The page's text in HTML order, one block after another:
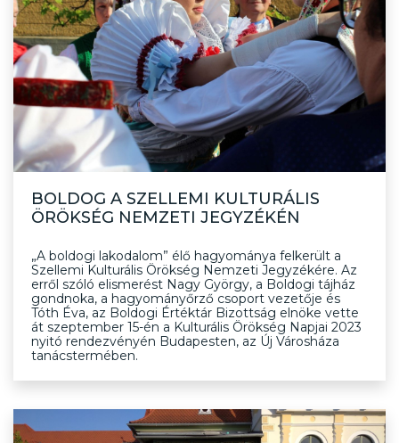
BOLDOG A SZELLEMI KULTURÁLIS
ÖRÖKSÉG NEMZETI JEGYZÉKÉN
„A boldogi lakodalom” élő hagyománya felkerült a
Szellemi Kulturális Örökség Nemzeti Jegyzékére. Az
erről szóló elismerést Nagy György, a Boldogi tájház
gondnoka, a hagyományőrző csoport vezetője és
Tóth Éva, az Boldogi Értéktár Bizottság elnöke vette
át szeptember 15-én a Kulturális Örökség Napjai 2023
nyitó rendezvényén Budapesten, az Új Városháza
tanácstermében.